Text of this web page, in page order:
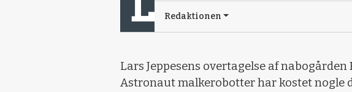
Redaktionen
Lars Jeppesens overtagelse af
Astronaut malkerobotter har kostet nogle